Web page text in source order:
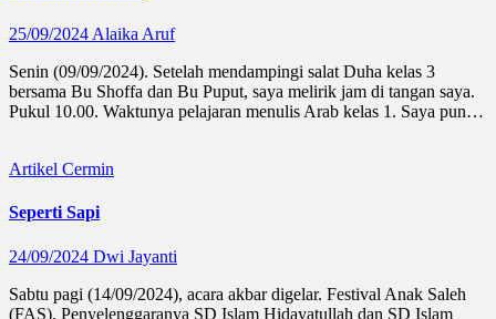
25/09/2024 Alaika Aruf
Senin (09/09/2024). Setelah mendampingi salat Duha kelas 3
bersama Bu Shoffa dan Bu Puput, saya melirik jam di tangan saya.
Pukul 10.00. Waktunya pelajaran menulis Arab kelas 1. Saya pun…
Artikel Cermin
Seperti Sapi
24/09/2024 Dwi Jayanti
Sabtu pagi (14/09/2024), acara akbar digelar. Festival Anak Saleh
(FAS). Penyelenggaranya SD Islam Hidayatullah dan SD Islam